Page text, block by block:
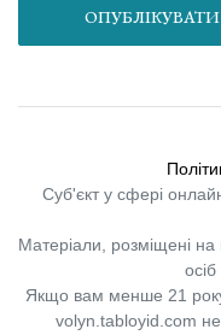
Суб'єкт у сфері
Матеріали, розміщені
осіб
Якщо вам менше 21
volyn.tabloyid.com не